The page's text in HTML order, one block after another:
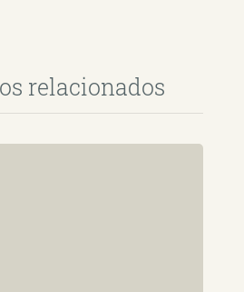
relacionados